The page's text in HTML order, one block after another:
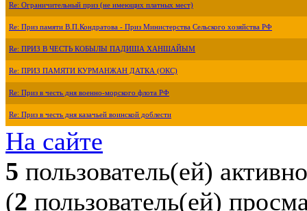
Re: Ограничительный приз (не имеющих платных мест)
Re: Приз памяти В.П.Кондратова - Приз Министерства Сельского хозяйства РФ
Re: ПРИЗ В ЧЕСТЬ КОБЫЛЫ ПАДИША ХАНШАЙЫМ
Re: ПРИЗ ПАМЯТИ КУРМАНЖАН ДАТКА (ОКС)
Re: Приз в честь дня военно-морского флота РФ
Re: Приз в честь дня казачьей воинской доблести
На сайте
5 пользователь(ей) активно
(2 пользователь(ей)